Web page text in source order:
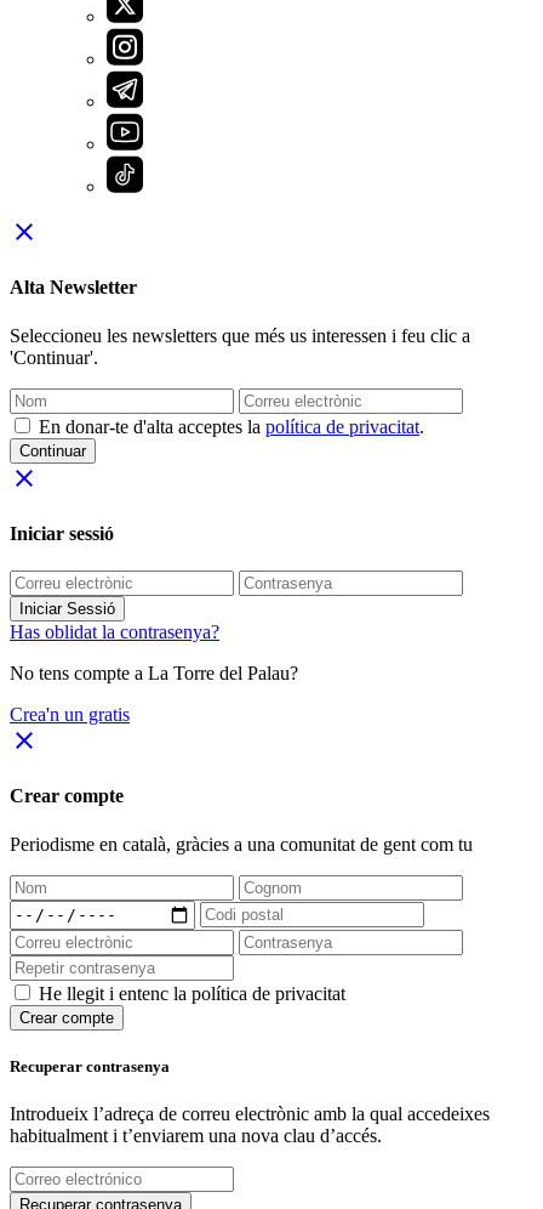
close
Alta Newsletter
Seleccioneu les newsletters que més us interessen i feu clic a
'Continuar'.
En donar-te d'alta acceptes la política de privacitat.
Continuar
close
Iniciar sessió
Iniciar Sessió
Has oblidat la contrasenya?
No tens compte a La Torre del Palau?
Crea'n un gratis
close
Crear compte
Periodisme en català, gràcies a una comunitat de gent com tu
He llegit i entenc la política de privacitat
Crear compte
Recuperar contrasenya
Introdueix l’adreça de correu electrònic amb la qual accedeixes
habitualment i t’enviarem una nova clau d’accés.
Recuperar contrasenya